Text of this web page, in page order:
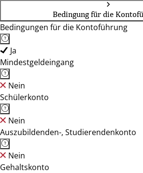
Bedingung für die
Bedingungen für die Kontoführung
Ja
Mindestgeldeingang
Nein
Schülerkonto
Nein
Auszubildenden-, Studierendenkonto
Nein
Gehaltskonto